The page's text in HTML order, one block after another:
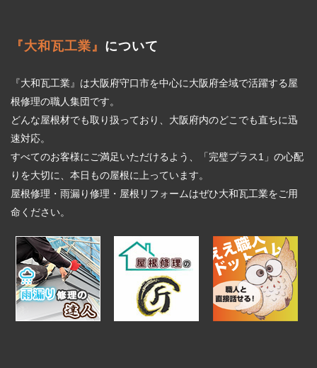
『大和瓦工業』 について
『大和瓦工業』は大阪府守口市を中心に大阪府全域で活躍する屋
根修理の職人集団です。
どんな屋根材でも取り扱っており、大阪府内のどこでも直ちに迅
速対応。
すべてのお客様にご満足いただけるよう、「完璧プラス1」の心配
りを大切に、本日もの屋根に上っています。
屋根修理・雨漏り修理・屋根リフォームはぜひ大和瓦工業をご用
命ください。